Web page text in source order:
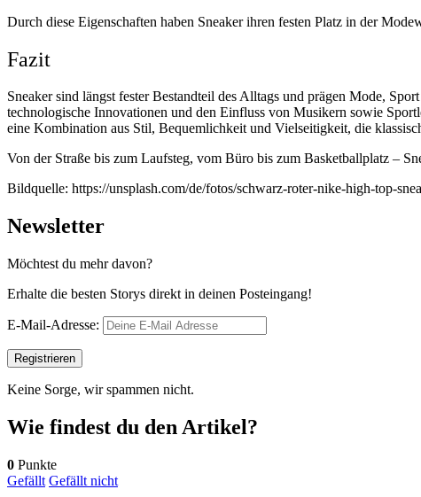
Durch diese Eigenschaften haben Sneaker ihren festen Platz in der
Fazit
Sneaker sind längst fester Bestandteil des Alltags und prägen Mode,
technologische Innovationen und den Einfluss von Musikern sowie
eine Kombination aus Stil, Bequemlichkeit und Vielseitigkeit, die
Von der Straße bis zum Laufsteg, vom Büro bis zum Basketballplatz –
Bildquelle: https://unsplash.com/de/fotos/schwarz-roter-nike-high-top-
Newsletter
Möchtest du mehr davon?
Erhalte die besten Storys direkt in deinen Posteingang!
E-Mail-Adresse:
Keine Sorge, wir spammen nicht.
Wie findest du den Artikel?
0 Punkte
Gefällt Gefällt nicht